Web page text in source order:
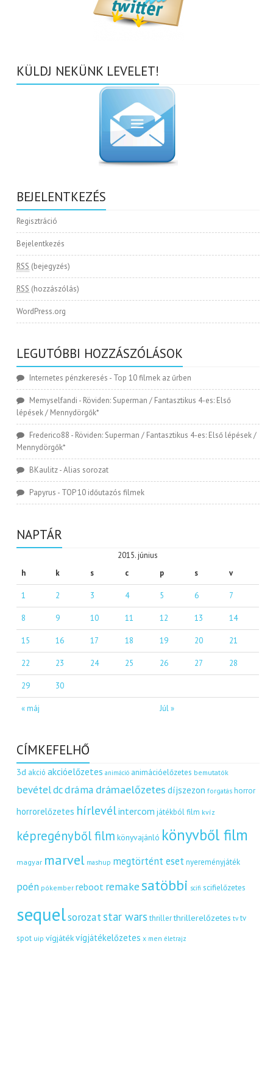
KÜLDJ NEKÜNK LEVELET!
BEJELENTKEZÉS
Regisztráció
Bejelentkezés
RSS (bejegyzés)
RSS (hozzászólás)
WordPress.org
LEGUTÓBBI HOZZÁSZÓLÁSOK
Internetes pénzkeresés - Top 10 filmek az űrben
Memyselfandi - Röviden: Superman / Fantasztikus 4-es: Első
lépések / Mennydörgők*
Frederico88 - Röviden: Superman / Fantasztikus 4-es: Első lépések /
Mennydörgők*
BKaulitz-Alias sorozat
Papyrus - TOP 10 időutazós filmek
NAPTÁR
2015. június
h
k s c p s v
« máj Júl »
1 2 3 4 5 6 7
8 9 10 11 12 13 14
15 16 17 18 19 20 21
22 23 24 25 26 27 28
29 30
CÍMKEFELHŐ
3d akció akcióelőzetes animáció animációelőzetes bemutatók
bevételdcdráma drámaelőzetes díjszezon forgatás horror
horrorelőzetes hírlevélintercom játékból film kvíz
képregényből film könyvajánló könyvből film
magyar marvel mashup megtörtént eset nyereményjáték
poén pókember reboot remakesatöbbi scifi scifielőzetes
sequelsorozatstar wars thriller thrillerelőzetes tv tv
spot uip vígjátékvígjátékelőzetes x men életrajz